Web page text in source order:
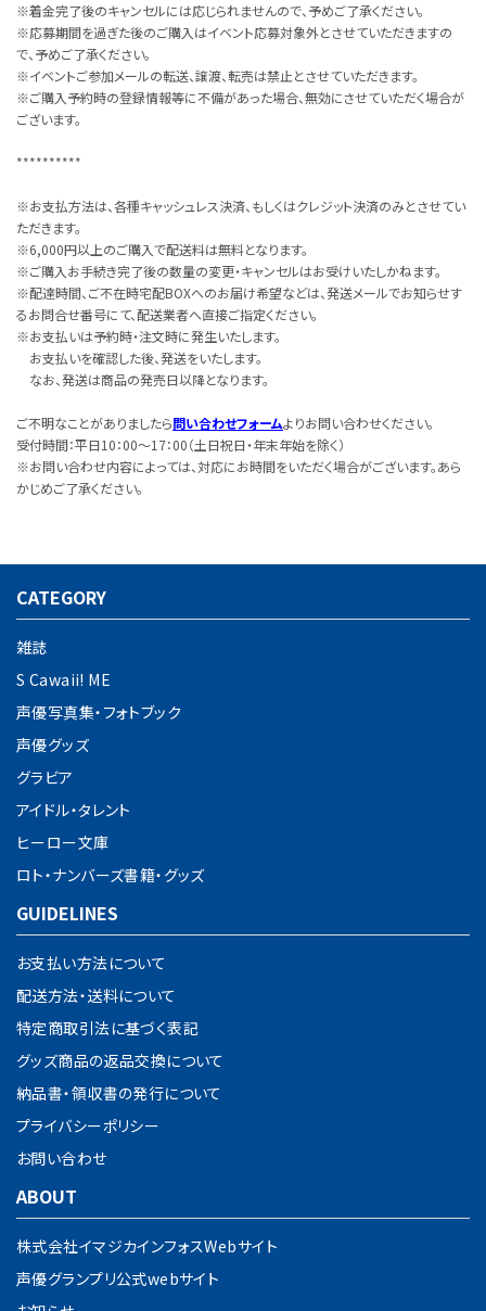
※着金完了後のキャンセルには応じられませんので、予めご了承ください。
※応募期間を過ぎた後のご購入はイベント応募対象外とさせていただきますの
で、予めご了承ください。
※イベントご参加メールの転送、譲渡、転売は禁止とさせていただきます。
※ご購入予約時の登録情報等に不備があった場合、無効にさせていただく場合が
ございます。
**********
※お支払方法は、各種キャッシュレス決済、もしくはクレジット決済のみとさせてい
ただきます。
※6,000円以上のご購入で配送料は無料となります。
※ご購入お手続き完了後の数量の変更・キャンセルはお受けいたしかねます。
※配達時間、ご不在時宅配BOXへのお届け希望などは、発送メールでお知らせす
るお問合せ番号にて、配送業者へ直接ご指定ください。
※お支払いは予約時・注文時に発生いたします。
お支払いを確認した後、発送をいたします。
なお、発送は商品の発売日以降となります。
ご不明なことがありましたら問い合わせフォームよりお問い合わせください。
受付時間：平日10：00～17：00（土日祝日・年末年始を除く）
※お問い合わせ内容によっては、対応にお時間をいただく場合がございます。あら
かじめご了承ください。
CATEGORY
雑誌
S Cawaii! ME
声優写真集・フォトブック
声優グッズ
グラビア
アイドル・タレント
ヒーロー文庫
ロト・ナンバーズ書籍・グッズ
GUIDELINES
お支払い方法について
配送方法・送料について
特定商取引法に基づく表記
グッズ商品の返品交換について
納品書・領収書の発行について
プライバシーポリシー
お問い合わせ
ABOUT
株式会社イマジカインフォスWebサイト
声優グランプリ公式webサイト